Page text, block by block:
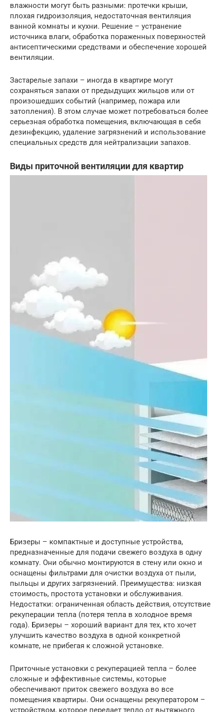
влажности могут быть разными: протечки крыши,
плохая гидроизоляция, недостаточная вентиляция
ванной комнаты и кухни. Решение – устранение
источника влаги, обработка пораженных поверхностей
антисептическими средствами и обеспечение хорошей
вентиляции.
Застарелые запахи – иногда в квартире могут
сохраняться запахи от предыдущих жильцов или от
произошедших событий (например, пожара или
затопления). В этом случае может потребоваться более
серьезная обработка помещения, включающая в себя
дезинфекцию, удаление загрязнений и использование
специальных средств для нейтрализации запахов.
Виды приточной вентиляции для квартир
Бризеры – компактные и доступные устройства,
предназначенные для подачи свежего воздуха в одну
комнату. Они обычно монтируются в стену или окно и
оснащены фильтрами для очистки воздуха от пыли,
пыльцы и других загрязнений. Преимущества: низкая
стоимость, простота установки и обслуживания.
Недостатки: ограниченная область действия, отсутствие
рекуперации тепла (потеря тепла в холодное время
года). Бризеры – хороший вариант для тех, кто хочет
улучшить качество воздуха в одной конкретной
комнате, не прибегая к сложной установке.
Приточные установки с рекуперацией тепла – более
сложные и эффективные системы, которые
обеспечивают приток свежего воздуха во все
помещения квартиры. Они оснащены рекуператором –
устройством, которое передает тепло от вытяжного